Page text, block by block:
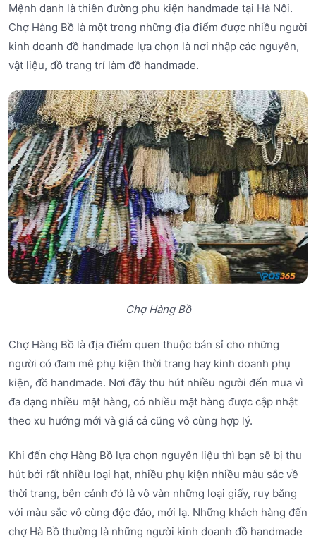
Mệnh danh là thiên đường phụ kiện handmade tại Hà Nội.
Chợ Hàng Bồ là một trong những địa điểm được nhiều người
kinh doanh đồ handmade lựa chọn là nơi nhập các nguyên,
vật liệu, đồ trang trí làm đồ handmade.
Chợ Hàng Bồ
Chợ Hàng Bồ là địa điểm quen thuộc bán sỉ cho những
người có đam mê phụ kiện thời trang hay kinh doanh phụ
kiện, đồ handmade. Nơi đây thu hút nhiều người đến mua vì
đa dạng nhiều mặt hàng, có nhiều mặt hàng được cập nhật
theo xu hướng mới và giá cả cũng vô cùng hợp lý.
Khi đến chợ Hàng Bồ lựa chọn nguyên liệu thì bạn sẽ bị thu
hút bởi rất nhiều loại hạt, nhiều phụ kiện nhiều màu sắc về
thời trang, bên cánh đó là vô vàn những loại giấy, ruy băng
với màu sắc vô cùng độc đáo, mới lạ. Những khách hàng đến
chợ Hà Bồ thường là những người kinh doanh đồ handmade